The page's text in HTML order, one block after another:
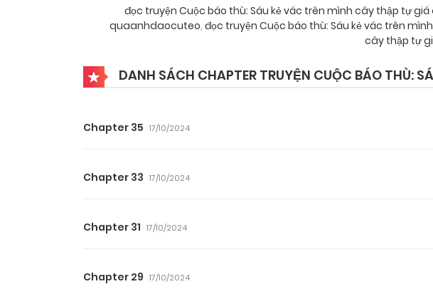
đọc truyện Cuộc báo thù: Sáu kẻ vác trên mình cây thập tự
quaanhdaocuteo, đọc truyện Cuộc báo thù: Sáu kẻ vác trên
cây thập tự
DANH SÁCH CHAPTER TRUYỆN CUỘC BÁO THÙ:
Chapter 35 17/10/2024
Chapter 33 17/10/2024
Chapter 31 17/10/2024
Chapter 29 17/10/2024